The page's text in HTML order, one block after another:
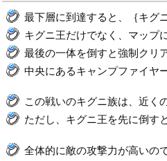
最下層に到達すると、｛キグ
キグニ王だけでなく、マップ
最後の一体を倒すと強制クリ
中央にあるキャンプファイヤ
この戦いのキグニ族は、近く
ただし、キグニ王を先に倒す
全体的に敵の攻撃力が高いの